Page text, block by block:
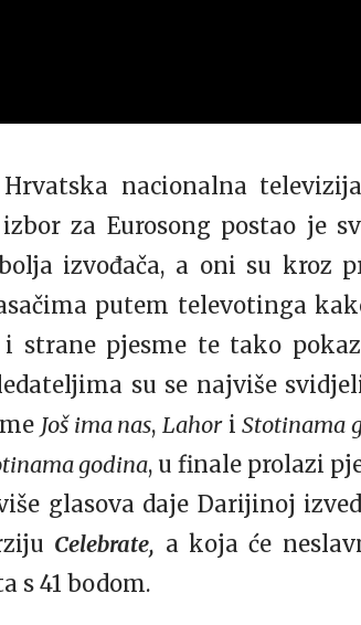
nacionalna
za Eurosong postao je
izvođača, a oni su kroz
putem televotinga
strane pjesme te tako
su se najviše
Još ima nas, LahoriStotinama
godina, u finale prolazi
glasova daje Darijinoj
Celebrate, a koja će
s 41 bodom.